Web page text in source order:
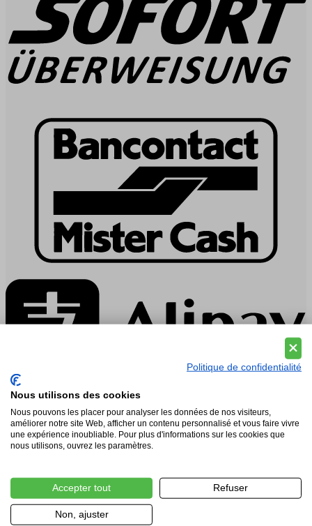
Vousten obtient un score de 4.9 / 5 sur la base de 529
commentaires.
Service
Paiement
ExpÃ©dition & Livraison
Politique de Retour
Conseil
Politique de confidentialité
Nous utilisons des cookies
Nous pouvons les placer pour analyser les données de nos visiteurs,
améliorer notre site Web, afficher un contenu personnalisé et vous faire vivre
une expérience inoubliable. Pour plus d'informations sur les cookies que
nous utilisons, ouvrez les paramètres.
Accepter tout Refuser
Non, ajuster